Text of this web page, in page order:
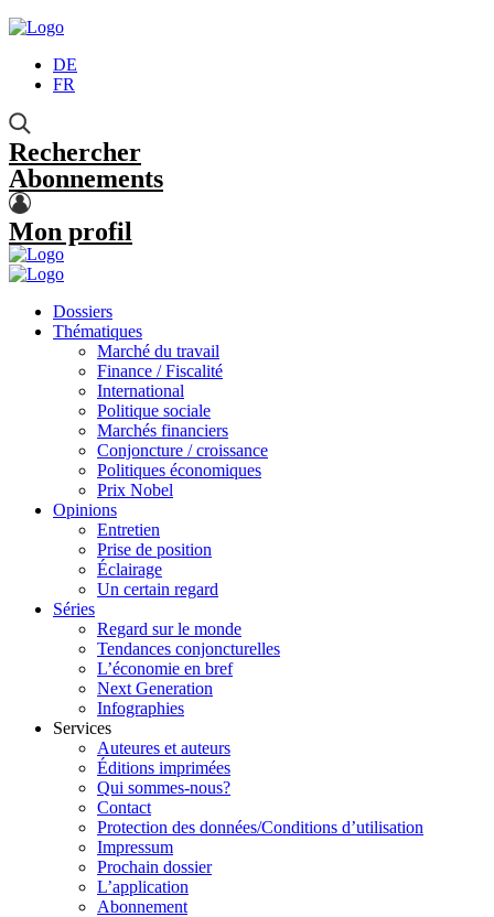
DE
FR
Rechercher
Abonnements
Mon profil
Dossiers
Thématiques
Marché du travail
Finance / Fiscalité
International
Politique sociale
Marchés financiers
Conjoncture / croissance
Politiques économiques
Prix Nobel
Opinions
Entretien
Prise de position
Éclairage
Un certain regard
Séries
Regard sur le monde
Tendances conjoncturelles
L’économie en bref
Next Generation
Infographies
Services
Auteures et auteurs
Éditions imprimées
Qui sommes-nous?
Contact
Protection des données/Conditions d’utilisation
Impressum
Prochain dossier
L’application
Abonnement